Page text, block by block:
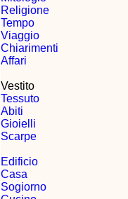
Religione
Tempo
Viaggio
Chiarimenti
Affari
Vestito
Tessuto
Abiti
Gioielli
Scarpe
Edificio
Casa
Sogiorno